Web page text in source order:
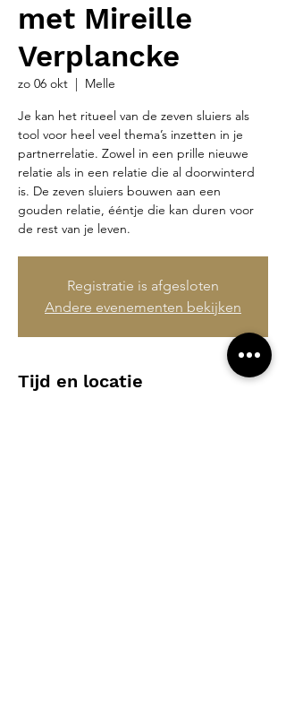
met Mireille
Verplancke
zo 06 okt
  |
Melle
Je kan het ritueel van de zeven sluiers als
tool voor heel veel thema’s inzetten in je
partnerrelatie. Zowel in een prille nieuwe
relatie als in een relatie die al doorwinterd
is. De zeven sluiers bouwen aan een
gouden relatie, ééntje die kan duren voor
de rest van je leven.
Registratie is afgesloten
Andere evenementen bekijken
Tijd en locatie